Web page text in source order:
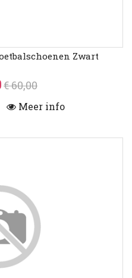
Zwart
€ 60,00
Meer info